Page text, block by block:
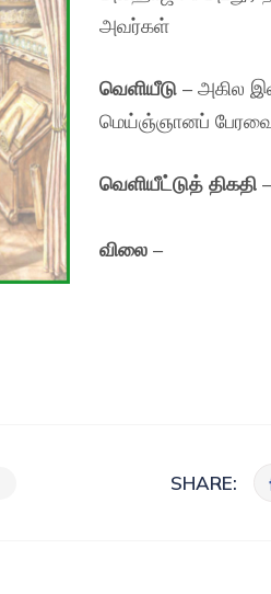
அவர்கள்
வெளியீடு – அகில
மெய்ஞ்ஞானப்
வெளியீட்டுத் திகதி
விலை –
SHARE: